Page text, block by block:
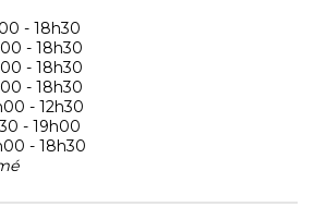
- 18h30
- 18h30
- 18h30
- 18h30
- 12h30
- 19h00
- 18h30